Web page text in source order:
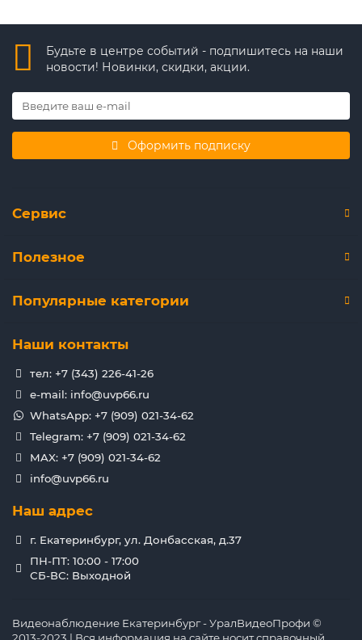
Будьте в центре событий - подпишитесь на наши
новости! Новинки, скидки, акции.
Оформить подписку
Сервис
Полезное
Популярные категории
Наши контакты
тел: +7 (343) 226-41-26
e-mail: info@uvp66.ru
WhatsApp: +7 (909) 021-34-62
Telegram: +7 (909) 021-34-62
MAX: +7 (909) 021-34-62
info@uvp66.ru
Наш адрес
г. Екатеринбург, ул. Донбасская, д.37
ПН-ПТ: 10:00 - 17:00
СБ-ВС: Выходной
Видеонаблюдение Екатеринбург - УралВидеоПрофи ©